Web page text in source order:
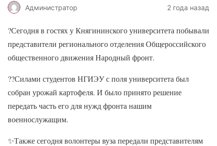
Администратор 2 года назад
?Сегодня в гостях у Княгининского университета побывали
представители регионального отделения Общероссийского
общественного движения Народный фронт.
??Силами студентов НГИЭУ с поля университета был
собран урожай картофеля. И было принято решение
передать часть его для нужд фронта нашим
военнослужащим.
✨Также сегодня волонтеры вуза передали представителям